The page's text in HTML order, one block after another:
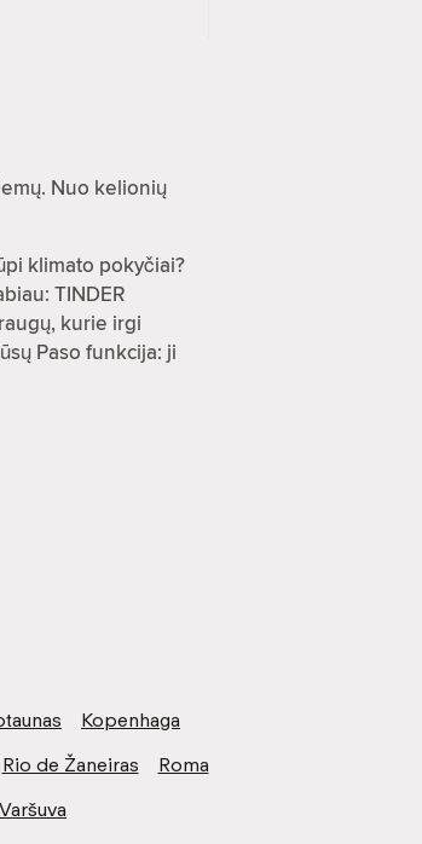
Nuo kelionių
klimato pokyčiai?
TINDER
kurie irgi
Paso funkcija: ji
Kopenhaga
Rio de Žaneiras
Roma
Varšuva